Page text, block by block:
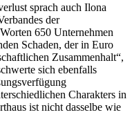
sprach auch Ilona
der
650 Unternehmen
Schaden, der in Euro
Zusammenhalt“,
sich ebenfalls
Charakters in
ist nicht dasselbe wie